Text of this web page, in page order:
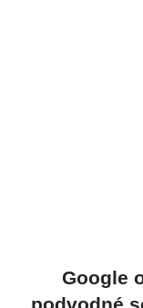
Google